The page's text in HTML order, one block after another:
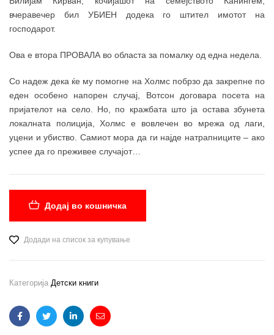
вчеравечер бил УБИЕН додека го штител имотот на
господарот.
Ова е втора ПРОВАЛА во областа за помалку од една недела.
Со надеж дека ќе му помогне на Холмс побрзо да закрепне по
еден особено напорен случај, Вотсон договара посета на
пријателот на село. Но, по кражбата што ја остава збунета
локалната полиција, Холмс е вовлечен во мрежа од лаги,
уцени и убиство. Самиот мора да ги најде натрапниците – ако
успее да го преживее случајот…
Додај во кошничка
Додади на список за купување
Категорија Детски книги
FacebookTwitterLinkedinEmail